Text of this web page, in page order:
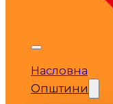
Насловна
Општини